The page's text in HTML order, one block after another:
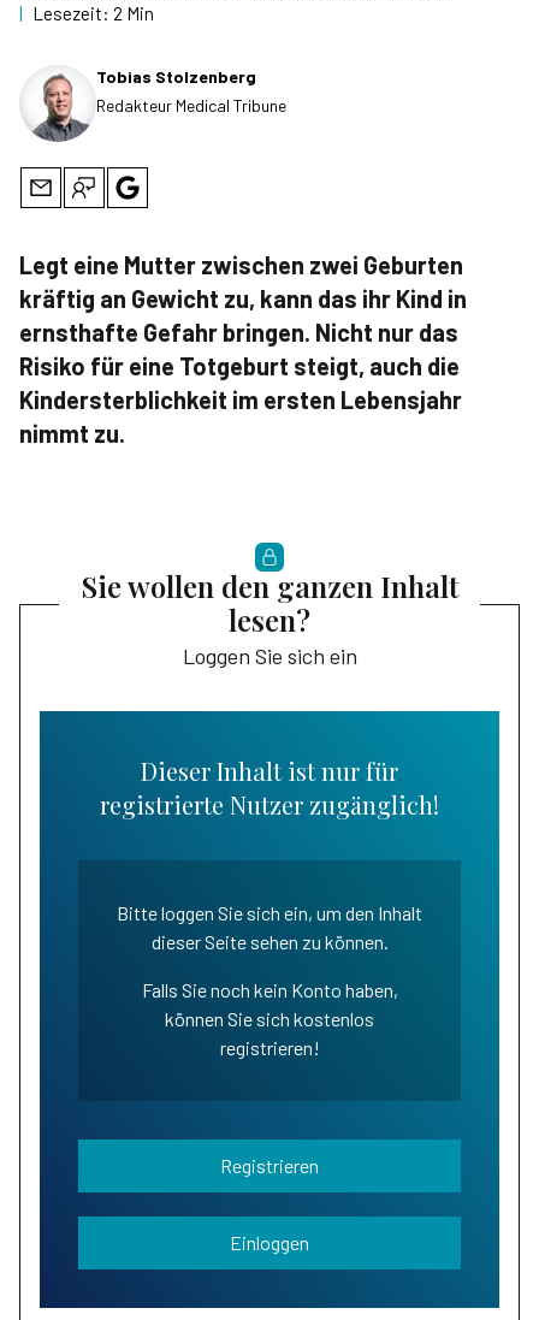
| Lesezeit: 2 Min
Tobias Stolzenberg
Redakteur Medical Tribune
Legt eine Mutter zwischen zwei Geburten
kräftig an Gewicht zu, kann das ihr Kind in
ernsthafte Gefahr bringen. Nicht nur das
Risiko für eine Totgeburt steigt, auch die
Kindersterblichkeit im ersten Lebensjahr
nimmt zu.
Sie wollen den ganzen Inhalt
lesen?
Loggen Sie sich ein
Dieser Inhalt ist nur für
registrierte Nutzer zugänglich!
Bitte loggen Sie sich ein, um den Inhalt
dieser Seite sehen zu können.
Falls Sie noch kein Konto haben,
können Sie sich kostenlos
registrieren!
Registrieren
Einloggen